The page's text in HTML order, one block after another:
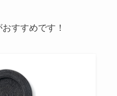
すすめです！